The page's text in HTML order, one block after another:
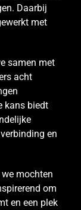
Daarbij
met
samen met
acht
kans biedt
en
mochten
om
en een plek